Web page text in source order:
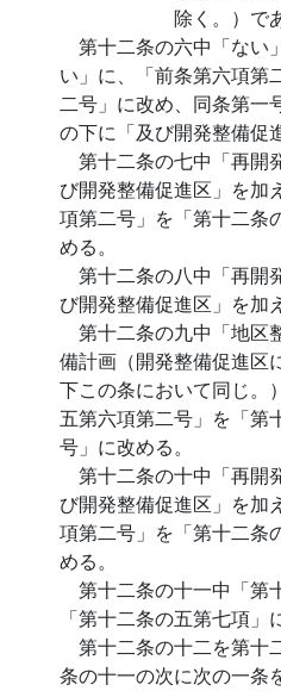
除く。）で
第十二条の六中「ない
い」に、「前条第六項第
二号」に改め、同条第一
の下に「及び開発整備促
第十二条の七中「再開
び開発整備促進区」を加
項第二号」を「第十二条
める。
第十二条の八中「再開
び開発整備促進区」を加
第十二条の九中「地区
備計画（開発整備促進区
下この条において同じ。
五第六項第二号」を「第
号」に改める。
第十二条の十中「再開
び開発整備促進区」を加
項第二号」を「第十二条
める。
第十二条の十一中「第
「第十二条の五第七項」
第十二条の十二を第十
条の十一の次に次の一条